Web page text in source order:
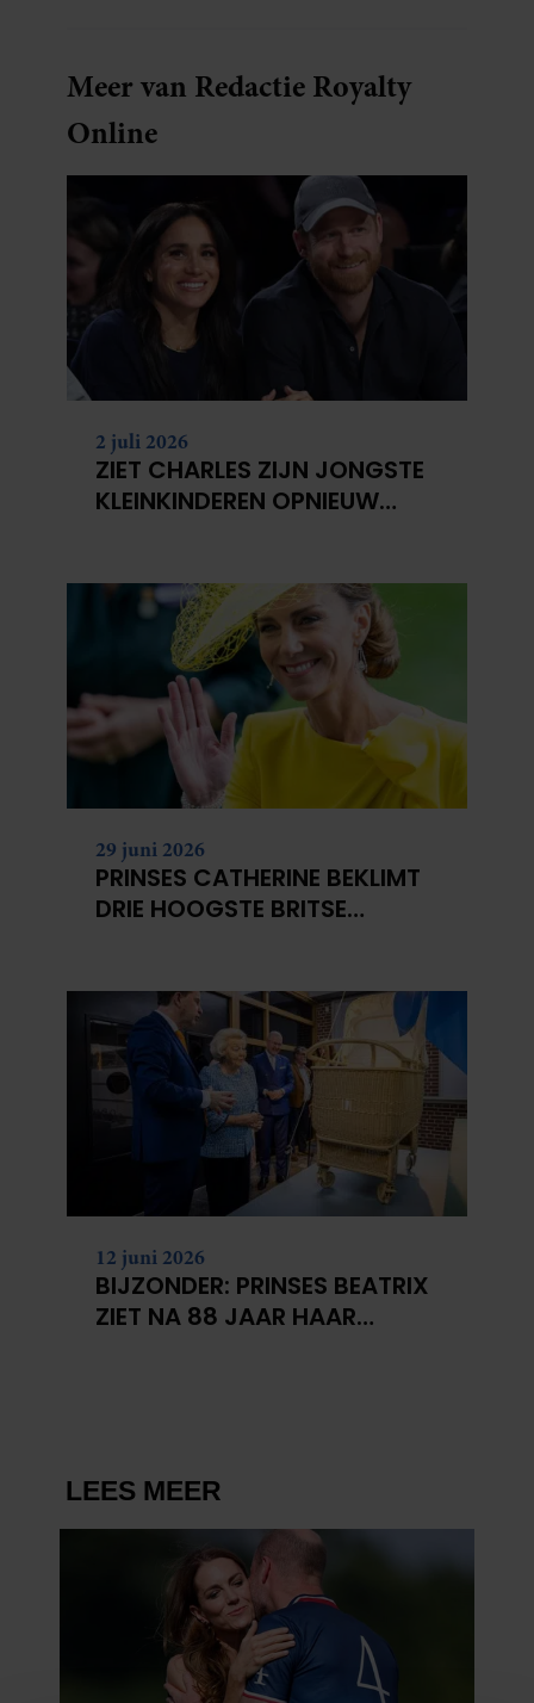
Meer van Redactie Royalty
Online
2 juli 2026
ZIET CHARLES ZIJN JONGSTE
KLEINKINDEREN OPNIEUW
29 juni 2026
PRINSES CATHERINE BEKLIMT
DRIE HOOGSTE BRITSE
12 juni 2026
BIJZONDER: PRINSES BEATRIX
ZIET NA 88 JAAR HAAR